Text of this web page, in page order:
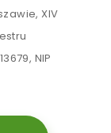
XIV
NIP